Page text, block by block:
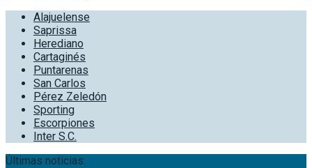
Alajuelense
Saprissa
Herediano
Cartaginés
Puntarenas
San Carlos
Pérez Zeledón
Sporting
Escorpiones
Inter S.C.
Últimas noticias: